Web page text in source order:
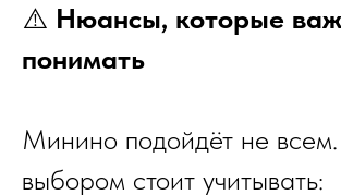
⚠️ Нюансы, которые
понимать
Минино подойдёт не
выбором стоит учитывать: